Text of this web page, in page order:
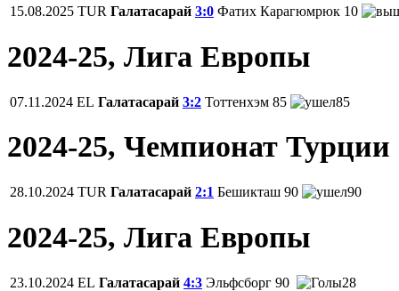
15.08.2025 TUR Галатасарай 3:0 Фатих Карагюмрюк 10
2024-25, Лига Европы
07.11.2024 EL Галатасарай 3:2 Тоттенхэм 85 85
2024-25, Чемпионат Турции
28.10.2024 TUR Галатасарай 2:1 Бешикташ 90 90
2024-25, Лига Европы
23.10.2024 EL Галатасарай 4:3 Эльфсборг 90 28